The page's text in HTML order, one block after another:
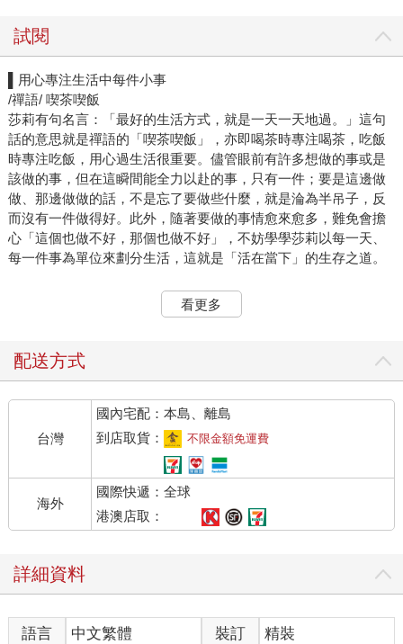
試閱
▌用心專注生活中每件小事
/禪語/ 喫茶喫飯
莎莉有句名言：「最好的生活方式，就是一天一天地過。」這句
話的意思就是禪語的「喫茶喫飯」，亦即喝茶時專注喝茶，吃飯
時專注吃飯，用心過生活很重要。儘管眼前有許多想做的事或是
該做的事，但在這瞬間能全力以赴的事，只有一件；要是這邊做
做、那邊做做的話，不是忘了要做些什麼，就是淪為半吊子，反
而沒有一件做得好。此外，隨著要做的事情愈來愈多，難免會擔
心「這個也做不好，那個也做不好」，不妨學學莎莉以每一天、
每一件事為單位來劃分生活，這就是「活在當下」的生存之道。
「別把『總是』掛在嘴邊啦！人生沒有『總是』。」因為「總
西的說法吧。道元禪師的名訓：「每個人都有所謂的當下，就算
思考幾千幾萬遍的過去、未來與現在，最重要的還是活在當
下。」時光一逝不復返，誰都會回顧過往，為過往的失敗而懊
惱，或是留戀曾經有過的輝煌時刻，但這麼做只會讓你錯失現
在。當然，面對未來惶惶不安也無濟於事，所以與其煩惱過去和
未來如何，不如努力活在當下，每一個「當下」都是成就下一秒
的基石。
/禪語/年年歲歲花相似，歲歲年年人不同
這句話的意思是懷想一起賞花的往事，也感嘆世事無常。花兒每
年都盛開，賞花的人卻不見得每年都一樣。大自然的悠遠與生命
的無常呈對比，告訴我們能夠掌握的就只有「現在」。不管再怎
看更多
配送方式
台灣
國內宅配：本島、離島
到店取貨：
不限金額免運費
海外
國際快遞：全球
港澳店取：
詳細資料
語言 中文繁體 裝訂
精裝